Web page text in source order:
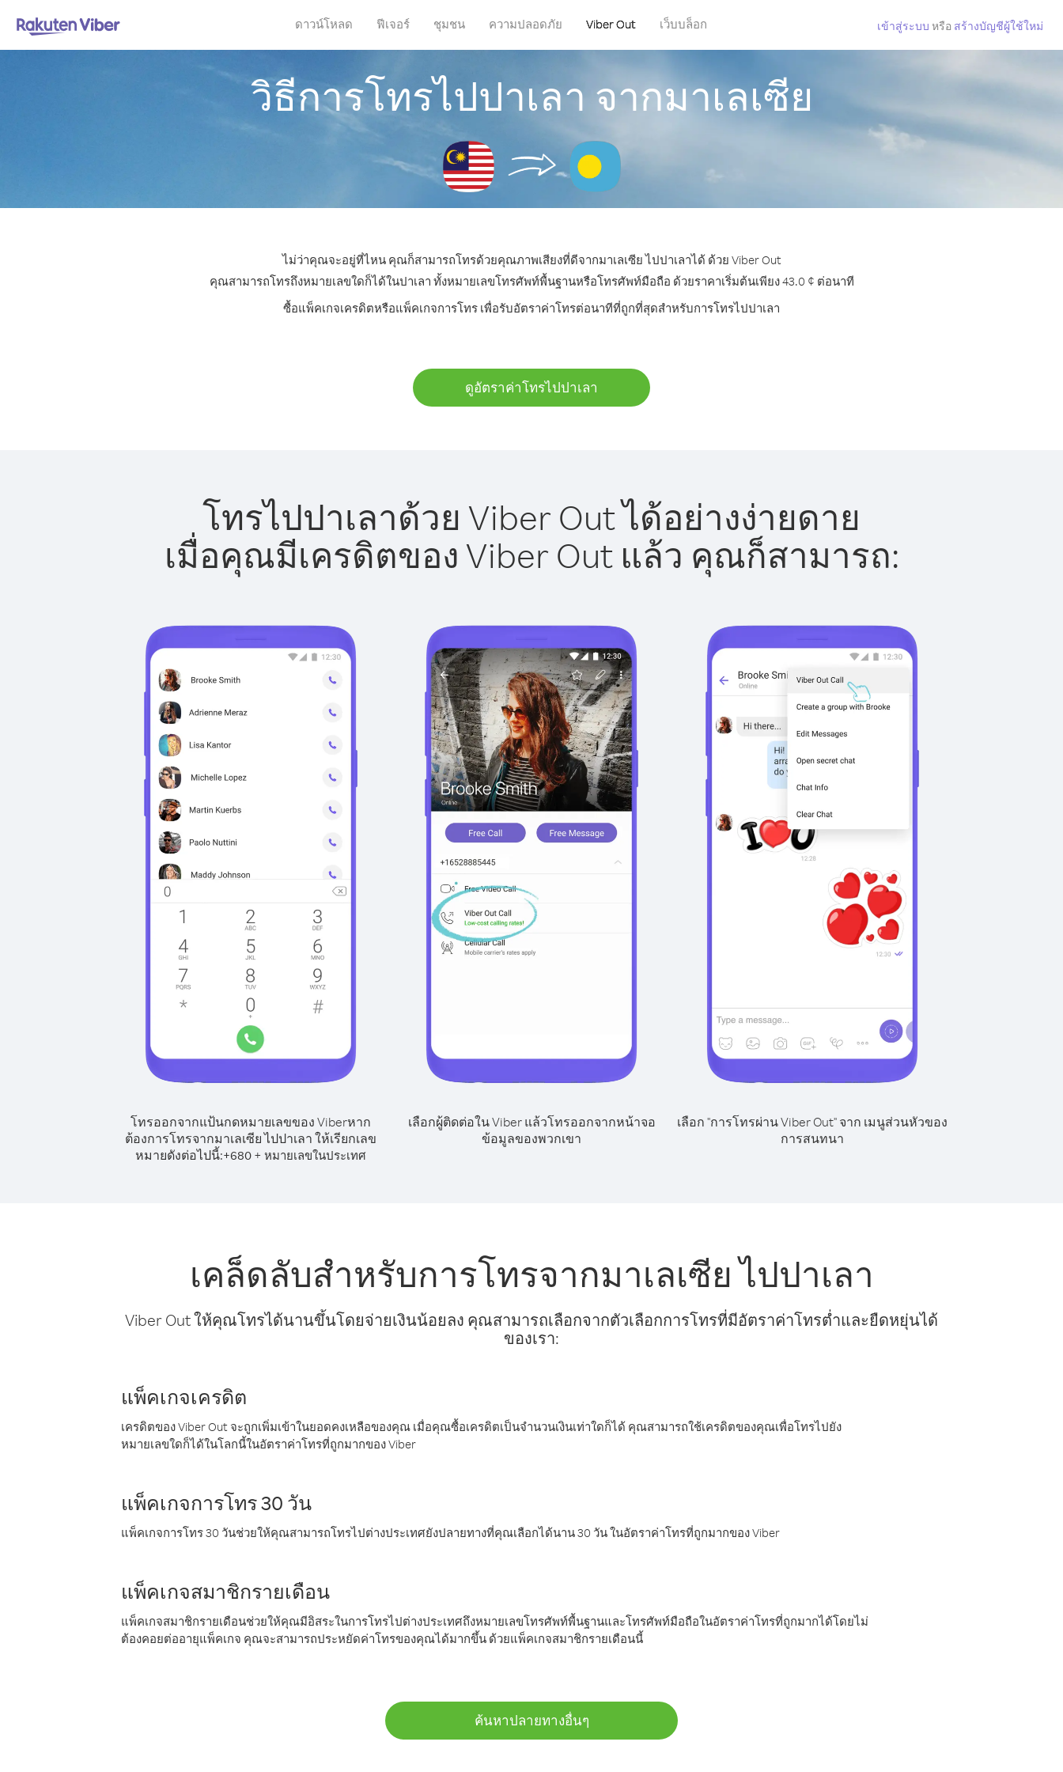
ดาวน์โหลด ฟีเจอร์ ชุมชน ความปลอดภัย Viber Out เว็บบล็อก เข้าสู่ระบบ หรือ สร้างบัญชีผู้ใช้ใหม่
วิธีการโทรไปปาเลา จากมาเลเซีย
ไม่ว่าคุณจะอยู่ที่ไหน คุณก็สามารถโทรด้วยคุณภาพเสียงที่ดีจากมาเลเซีย ไปปาเลาได้ ด้วย Viber Out
คุณสามารถโทรถึงหมายเลขใดก็ได้ในปาเลา ทั้งหมายเลขโทรศัพท์พื้นฐานหรือโทรศัพท์มือถือ ด้วยราคาเริ่มต้นเพียง 43.0 ¢ ต่อนาที
ซื้อแพ็คเกจเครดิตหรือแพ็คเกจการโทร เพื่อรับอัตราค่าโทรต่อนาทีที่ถูกที่สุดสำหรับการโทรไปปาเลา
ดูอัตราค่าโทรไปปาเลา
โทรไปปาเลาด้วย Viber Out ได้อย่างง่ายดาย
เมื่อคุณมีเครดิตของ Viber Out แล้ว คุณก็สามารถ:
โทรออกจากแป้นกดหมายเลขของ Viberหาก
ต้องการโทรจากมาเลเซีย ไปปาเลา ให้เรียกเลข
หมายดังต่อไปนี้:+680 + หมายเลขในประเทศ
เลือกผู้ติดต่อใน Viber แล้วโทรออกจากหน้าจอ
ข้อมูลของพวกเขา
เลือก "การโทรผ่าน Viber Out" จาก เมนูส่วนหัวของ
การสนทนา
เคล็ดลับสำหรับการโทรจากมาเลเซีย ไปปาเลา
Viber Out ให้คุณโทรได้นานขึ้นโดยจ่ายเงินน้อยลง คุณสามารถเลือกจากตัวเลือกการโทรที่มีอัตราค่าโทรต่ำและยืดหยุ่นได้
ของเรา:
แพ็คเกจเครดิต
เครดิตของ Viber Out จะถูกเพิ่มเข้าในยอดคงเหลือของคุณ เมื่อคุณซื้อเครดิตเป็นจำนวนเงินเท่าใดก็ได้ คุณสามารถใช้เครดิตของคุณเพื่อโทรไปยัง
หมายเลขใดก็ได้ในโลกนี้ในอัตราค่าโทรที่ถูกมากของ Viber
แพ็คเกจการโทร 30 วัน
แพ็คเกจการโทร 30 วันช่วยให้คุณสามารถโทรไปต่างประเทศยังปลายทางที่คุณเลือกได้นาน 30 วัน ในอัตราค่าโทรที่ถูกมากของ Viber
แพ็คเกจสมาชิกรายเดือน
แพ็คเกจสมาชิกรายเดือนช่วยให้คุณมีอิสระในการโทรไปต่างประเทศถึงหมายเลขโทรศัพท์พื้นฐานและโทรศัพท์มือถือในอัตราค่าโทรที่ถูกมากได้โดยไม่
ต้องคอยต่ออายุแพ็คเกจ คุณจะสามารถประหยัดค่าโทรของคุณได้มากขึ้น ด้วยแพ็คเกจสมาชิกรายเดือนนี้
ค้นหาปลายทางอื่นๆ